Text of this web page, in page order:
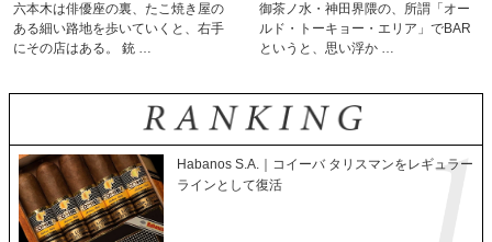
六本木は俳優座の裏、たこ焼き屋の
ある細い路地を歩いていくと、右手
にその店はある。 銃 …
御茶ノ水・神田界隈の、所謂「オー
ルド・トーキョー・エリア」でBAR
というと、思い浮か …
Habanos S.A.｜コイーバ タリスマンをレギュラー
ラインとして復活